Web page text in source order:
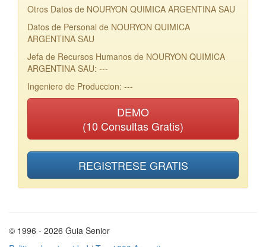
Otros Datos de NOURYON QUIMICA ARGENTINA SAU
Datos de Personal de NOURYON QUIMICA
ARGENTINA SAU
Jefa de Recursos Humanos de NOURYON QUIMICA
ARGENTINA SAU: ---
Ingeniero de Produccion: ---
DEMO
(10 Consultas Gratis)
REGISTRESE GRATIS
© 1996 - 2026 Guia Senior